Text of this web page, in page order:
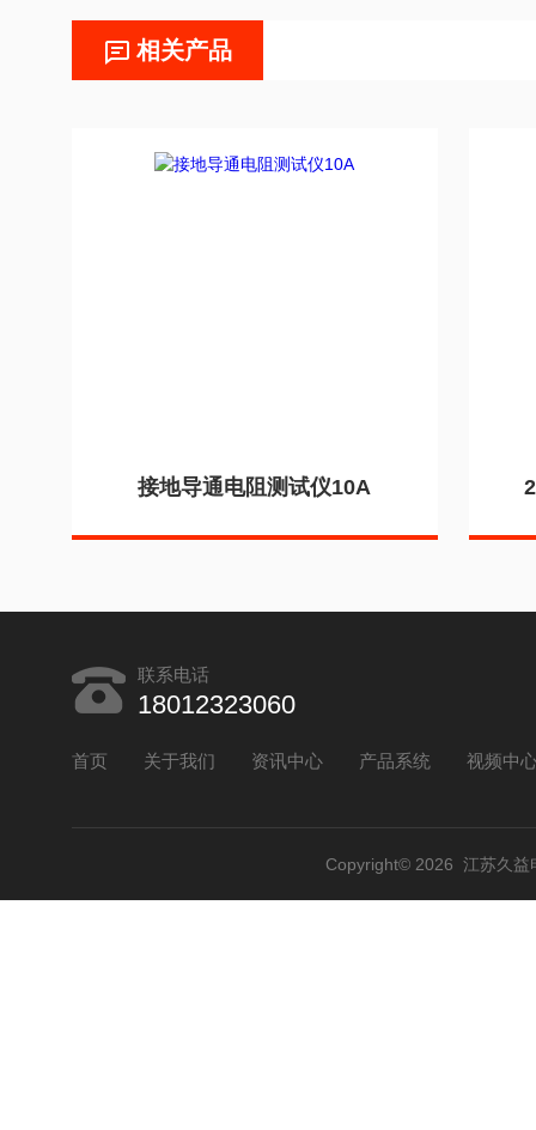
相关产品
接地导通电阻测试仪10A
联系电话
18012323060
首页 关于我们 资讯中心 产品系统 视频中
Copyright© 2026 江苏久